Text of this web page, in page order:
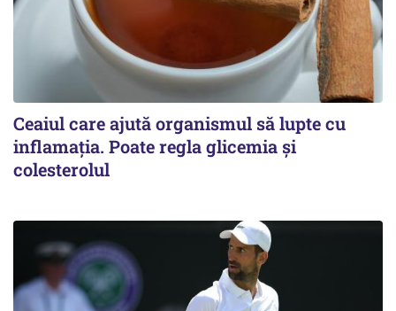
Ceaiul care ajută organismul să lupte cu
inflamația. Poate regla glicemia și
colesterolul